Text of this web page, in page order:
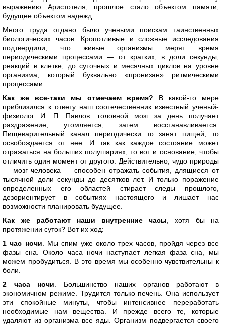
выражению Аристотеля, прошлое стало объектом памяти,
будущее объектом надежд.
Много труда отдано было учеными поискам таинственных
биологических часов. Кропотливые и сложные исследования
подтвердили, что живые организмы мерят время
периодическими процессами — от кратких, в доли секунды,
реакций в клетке, до суточных и месячных циклов на уровне
организма, который буквально «пронизан» ритмическими
процессами.
Как же все-таки мы отмечаем время? В какой-то мере
приблизился к ответу наш соотечественник известный ученый-
физиолог И. П. Павлов: головной мозг за день получает
раздражение, утомляется, затем восстанавливается.
Пищеварительный канал периодически то занят пищей, то
освобождается от нее. И так как каждое состояние может
отражаться на больших полушариях, то вот и основание, чтобы
отличить один момент от другого. Действительно, чудо природы
— мозг человека — способен отражать события, длящиеся от
тысячной доли секунды до десятков лет. И только поражение
определенных его областей стирает следы прошлого,
дезориентирует в событиях настоящего и лишает нас
возможности планировать будущее.
Как же работают наши внутренние часы , хотя бы на
протяжении суток? Вот их ход:
1 час ночи . Мы спим уже около трех часов, пройдя через все
фазы сна. Около часа ночи наступает легкая фаза сна, мы
можем пробудиться. В это время мы особенно чувствительны к
боли.
2 часа ночи . Большинство наших органов работают в
экономичном режиме. Трудится только печень. Она использует
эти спокойные минуты, чтобы интенсивнее переработать
необходимые нам вещества. И прежде всего те, которые
удаляют из организма все яды. Организм подвергается своего